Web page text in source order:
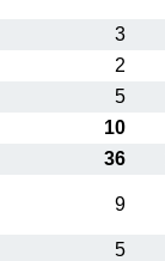
3
2
5
10
36
9
5